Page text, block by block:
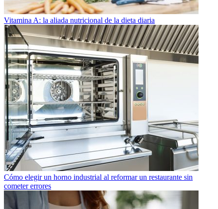
Vitamina A: la aliada nutricional de la dieta diaria
Cómo elegir un horno industrial al reformar un restaurante sin
cometer errores